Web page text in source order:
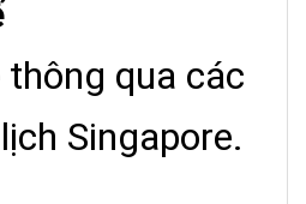
thông qua các
Singapore.